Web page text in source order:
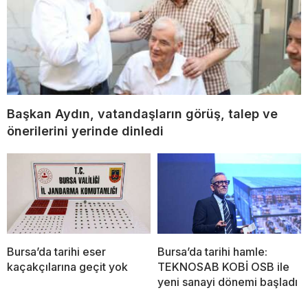
Başkan Aydın, vatandaşların görüş, talep ve
önerilerini yerinde dinledi
Bursa’da tarihi eser
kaçakçılarına geçit yok
Bursa’da tarihi hamle:
TEKNOSAB KOBİ OSB ile
yeni sanayi dönemi başladı